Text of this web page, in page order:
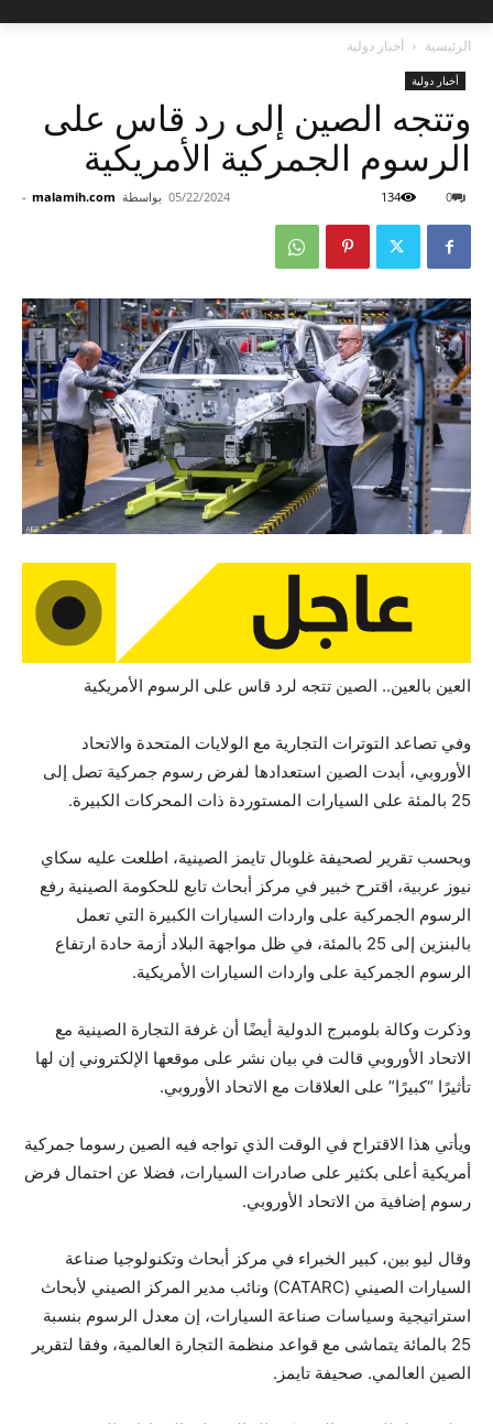
الرئيسية أخبار دولية
أخبار دولية
وتتجه الصين إلى رد قاس على
الرسوم الجمركية الأمريكية
بواسطة malamih.com
- 05/22/2024 0
134
العين بالعين.. الصين تتجه لرد قاس على الرسوم الأمريكية
وفي تصاعد التوترات التجارية مع الولايات المتحدة والاتحاد
الأوروبي، أبدت الصين استعدادها لفرض رسوم جمركية تصل إلى
25 بالمئة على السيارات المستوردة ذات المحركات الكبيرة.
وبحسب تقرير لصحيفة غلوبال تايمز الصينية، اطلعت عليه سكاي
نيوز عربية، اقترح خبير في مركز أبحاث تابع للحكومة الصينية رفع
الرسوم الجمركية على واردات السيارات الكبيرة التي تعمل
بالبنزين إلى 25 بالمئة، في ظل مواجهة البلاد أزمة حادة ارتفاع
الرسوم الجمركية على واردات السيارات الأمريكية.
وذكرت وكالة بلومبرج الدولية أيضًا أن غرفة التجارة الصينية مع
الاتحاد الأوروبي قالت في بيان نشر على موقعها الإلكتروني إن لها
تأثيرًا “كبيرًا” على العلاقات مع الاتحاد الأوروبي.
ويأتي هذا الاقتراح في الوقت الذي تواجه فيه الصين رسوما جمركية
أمريكية أعلى بكثير على صادرات السيارات، فضلا عن احتمال فرض
رسوم إضافية من الاتحاد الأوروبي.
وقال ليو بين، كبير الخبراء في مركز أبحاث وتكنولوجيا صناعة
السيارات الصيني (CATARC) ونائب مدير المركز الصيني لأبحاث
استراتيجية وسياسات صناعة السيارات، إن معدل الرسوم بنسبة
25 بالمائة يتماشى مع قواعد منظمة التجارة العالمية، وفقا لتقرير
الصين العالمي. صحيفة تايمز.